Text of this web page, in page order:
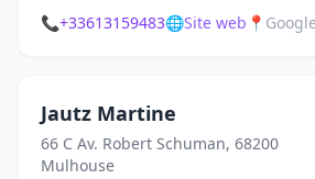
📞+33613159483🌐Site web 📍
Jautz Martine
66 C Av. Robert Schuman, 68200
Mulhouse